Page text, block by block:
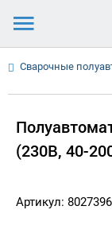
Сварочные
(230В, 40-
Артикул: 8027396